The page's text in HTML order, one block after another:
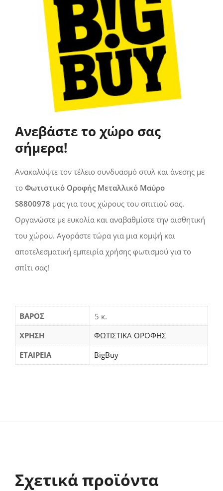
Ανεβάστε το χώρο σας
σήμερα!
Ανακαλύψτε τον τέλειο συνδυασμό στυλ και άνεσης με
το Φωτιστικό Οροφής Μεταλλικό Μαύρο
S8800978 μας για τους χώρους του σπιτιού σας.
Οργανώστε με ευκολία και αναβαθμίστε την αισθητική
του χώρου. Αγοράστε τώρα για μια κομψή και
αποτελεσματική εμπειρία χρήσης φωτισμού για το
σπίτι σας!
ΒΆΡΟΣ
5 κ.
ΧΡΗΣΗ
ΦΩΤΙΣΤΙΚΑ ΟΡΟΦΗΣ
ΕΤΑΙΡΕΙΑ
BigBuy
Σχετικά προϊόντα